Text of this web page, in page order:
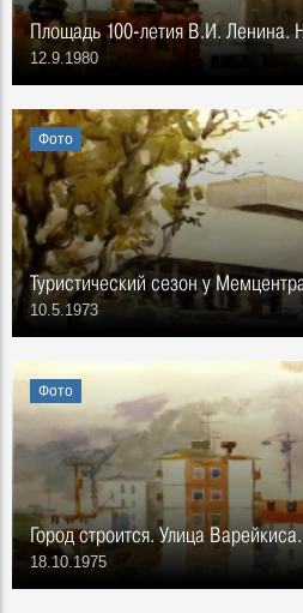
Площадь 100-летия В.И. Ленина.
12.9.1980
Фото
Туристический сезон у
10.5.1973
Фото
Город строится. Улица
18.10.1975